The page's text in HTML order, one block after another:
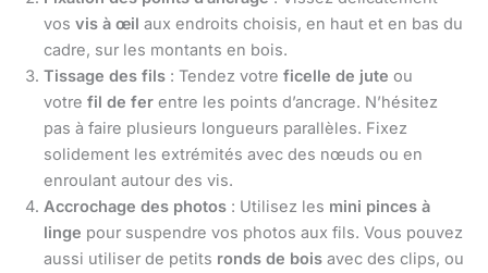
vos vis à œil aux endroits choisis, en haut et en bas du
cadre, sur les montants en bois.
Tissage des fils : Tendez votre ficelle de jute ou
votre fil de fer entre les points d’ancrage. N’hésitez
pas à faire plusieurs longueurs parallèles. Fixez
solidement les extrémités avec des nœuds ou en
enroulant autour des vis.
Accrochage des photos : Utilisez les mini pinces à
linge pour suspendre vos photos aux fils. Vous pouvez
aussi utiliser de petits ronds de bois avec des clips, ou